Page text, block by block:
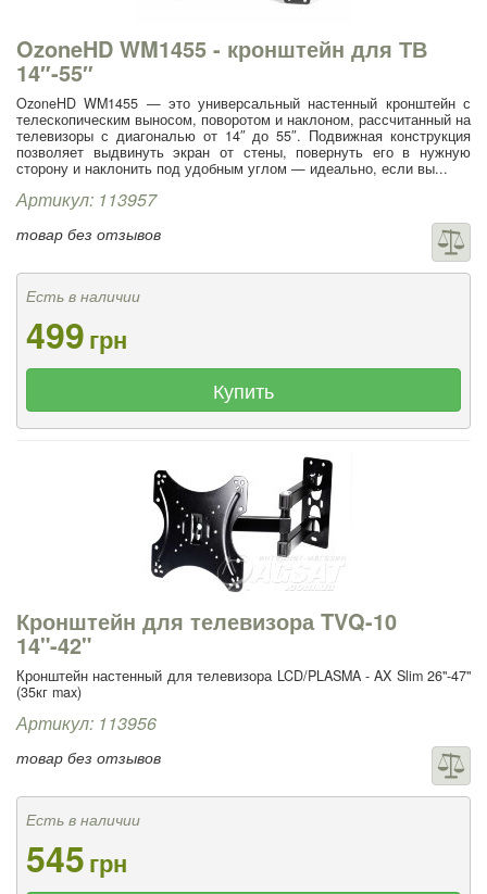
OzoneHD WM1455 - кронштейн для ТВ
14″-55″
OzoneHD WM1455 — это универсальный настенный кронштейн с
телескопическим выносом, поворотом и наклоном, рассчитанный на
телевизоры с диагональю от 14″ до 55″. Подвижная конструкция
позволяет выдвинуть экран от стены, повернуть его в нужную
сторону и наклонить под удобным углом — идеально, если вы...
Артикул: 113957
товар без отзывов
Есть в наличии
499грн
Купить
Кронштейн для телевизора TVQ-10
14"-42"
Кронштейн настенный для телевизора LCD/PLASMA - AX Slim 26"-47"
(35кг max)
Артикул: 113956
товар без отзывов
Есть в наличии
545грн